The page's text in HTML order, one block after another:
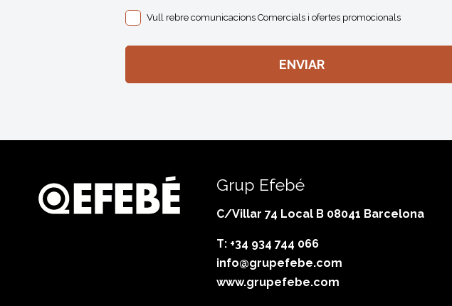
Vull rebre comunicacions Comercials i ofertes promocionals
Grup Efebé
C/Villar 74 Local B 08041 Barcelona
T: +34 934 744 066
info@grupefebe.com
www.grupefebe.com